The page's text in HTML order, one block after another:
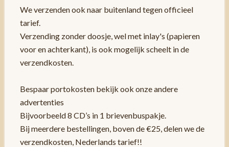
We verzenden ook naar buitenland tegen officieel
tarief.
Verzending zonder doosje, wel met inlay's (papieren
voor en achterkant), is ook mogelijk scheelt in de
verzendkosten.
Bespaar portokosten bekijk ook onze andere
advertenties
Bijvoorbeeld 8 CD’s in 1 brievenbuspakje.
Bij meerdere bestellingen, boven de €25, delen we de
verzendkosten, Nederlands tarief!!